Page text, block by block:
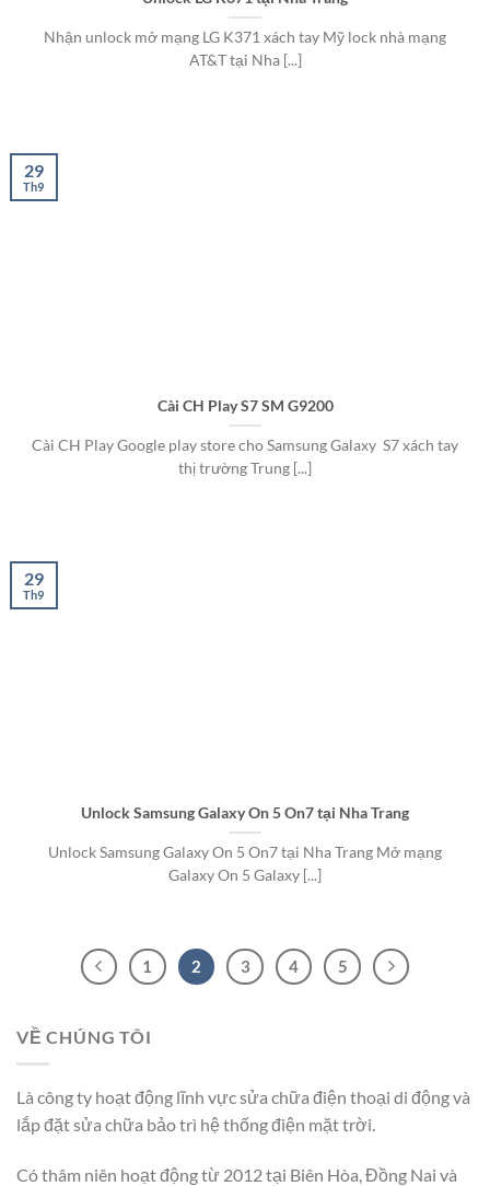
Nhận unlock mở mạng LG K371 xách tay Mỹ lock nhà mạng
AT&T tại Nha [...]
Cài CH Play S7 SM G9200
Cài CH Play Google play store cho Samsung Galaxy S7 xách tay
thị trường Trung [...]
29
Th9
Unlock Samsung Galaxy On 5 On7 tại Nha Trang
Unlock Samsung Galaxy On 5 On7 tại Nha Trang Mở mạng
Galaxy On 5 Galaxy [...]
29
Th9
1 2 3 4 5
VỀ CHÚNG TÔI
Là công ty hoạt động lĩnh vực sửa chữa điện thoại di động và
lắp đặt sửa chữa bảo trì hệ thống điện mặt trời.
Có thâm niên hoạt động từ 2012 tại Biên Hòa, Đồng Nai và